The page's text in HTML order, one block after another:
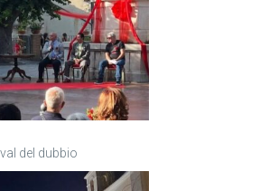
del dubbio